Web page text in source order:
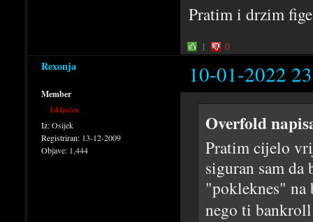
Pratim i drzim
1 0
Rexonja 10-01-2022
Member
Isključen
Iz:Osijek
Registriran: 13-12-2009
Objave: 1,444
Overfold
Pratim cijelo
siguran sam
"pokleknes" na
nego ti